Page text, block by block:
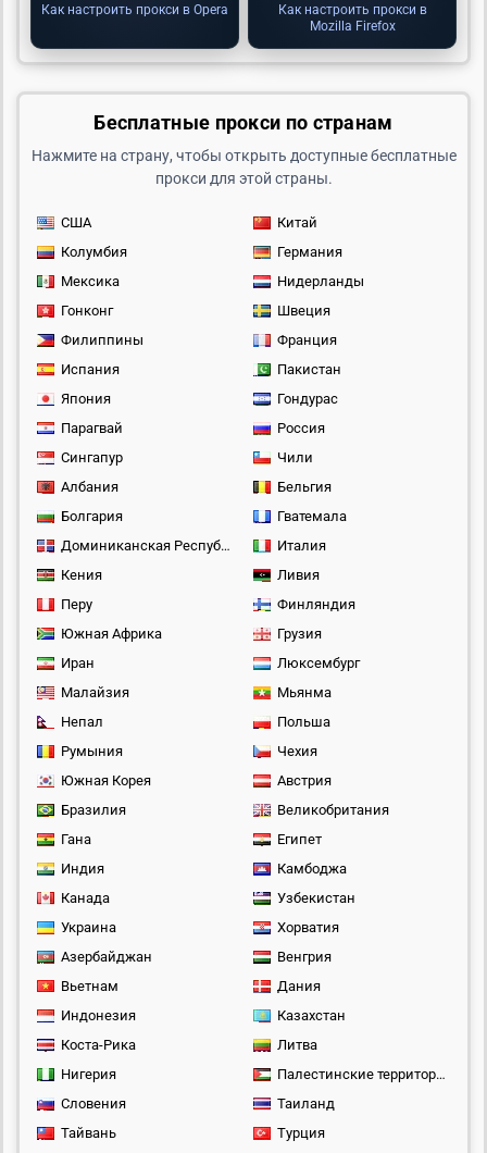
Как настроить прокси в Opera
Как настроить прокси в
Mozilla Firefox
Бесплатные прокси по странам
Нажмите на страну, чтобы открыть доступные бесплатные
прокси для этой страны.
США
Китай
Колумбия
Германия
Мексика
Нидерланды
Гонконг
Швеция
Филиппины
Франция
Испания
Пакистан
Япония
Гондурас
Парагвай
Россия
Сингапур
Чили
Албания
Бельгия
Болгария
Гватемала
Доминиканская Республика
Италия
Кения
Ливия
Перу
Финляндия
Южная Африка
Грузия
Иран
Люксембург
Малайзия
Мьянма
Непал
Польша
Румыния
Чехия
Южная Корея
Австрия
Бразилия
Великобритания
Гана
Египет
Индия
Камбоджа
Канада
Узбекистан
Украина
Хорватия
Азербайджан
Венгрия
Вьетнам
Дания
Индонезия
Казахстан
Коста-Рика
Литва
Нигерия
Палестинские территории
Словения
Таиланд
Тайвань
Турция